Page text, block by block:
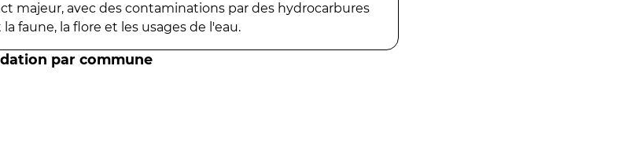
majeur, avec des contaminations par des hydrocarbures
faune, la flore et les usages de l'eau.
par commune